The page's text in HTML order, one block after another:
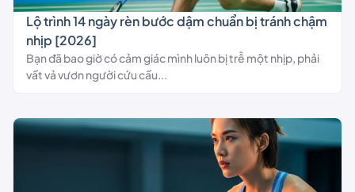
Lộ trình 14 ngày rèn bước dậm chuẩn bị tránh chậm
nhịp [2026]
Bạn đã bao giờ có cảm giác mình luôn bị trễ một nhịp, phải
vất vả vươn người cứu cầu...